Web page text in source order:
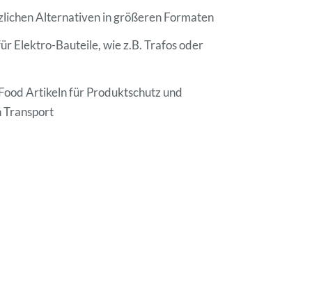
Alternativen in größeren Formaten
Elektro-Bauteile, wie z.B. Trafos oder
Artikeln für Produktschutz und
Transport